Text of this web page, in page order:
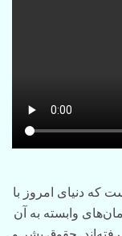
که دنیای امروز با
وابسته به آن